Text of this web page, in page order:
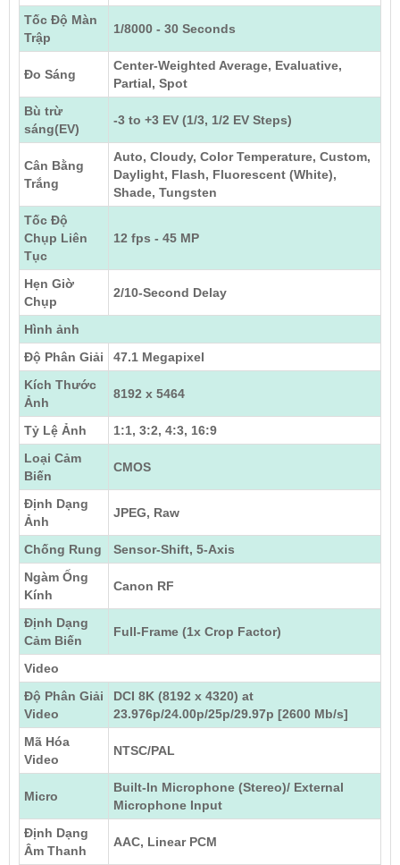
Tốc Độ Màn
Trập
1/8000 - 30 Seconds
Đo Sáng
Center-Weighted Average, Evaluative,
Partial, Spot
Bù trừ
sáng(EV)
-3 to +3 EV (1/3, 1/2 EV Steps)
Cân Bằng
Trắng
Auto, Cloudy, Color Temperature, Custom,
Daylight, Flash, Fluorescent (White),
Shade, Tungsten
Tốc Độ
Chụp Liên
Tục
12 fps - 45 MP
Hẹn Giờ
Chụp
2/10-Second Delay
Hình ảnh
Độ Phân Giải
47.1 Megapixel
Kích Thước
Ảnh
8192 x 5464
Tỷ Lệ Ảnh
1:1, 3:2, 4:3, 16:9
Loại Cảm
Biến
CMOS
Định Dạng
Ảnh
JPEG, Raw
Chống Rung
Sensor-Shift, 5-Axis
Ngàm Ống
Kính
Canon RF
Định Dạng
Cảm Biến
Full-Frame (1x Crop Factor)
Video
Độ Phân Giải
Video
DCI 8K (8192 x 4320) at
23.976p/24.00p/25p/29.97p [2600 Mb/s]
Mã Hóa
Video
NTSC/PAL
Micro
Built-In Microphone (Stereo)/ External
Microphone Input
Định Dạng
Âm Thanh
AAC, Linear PCM